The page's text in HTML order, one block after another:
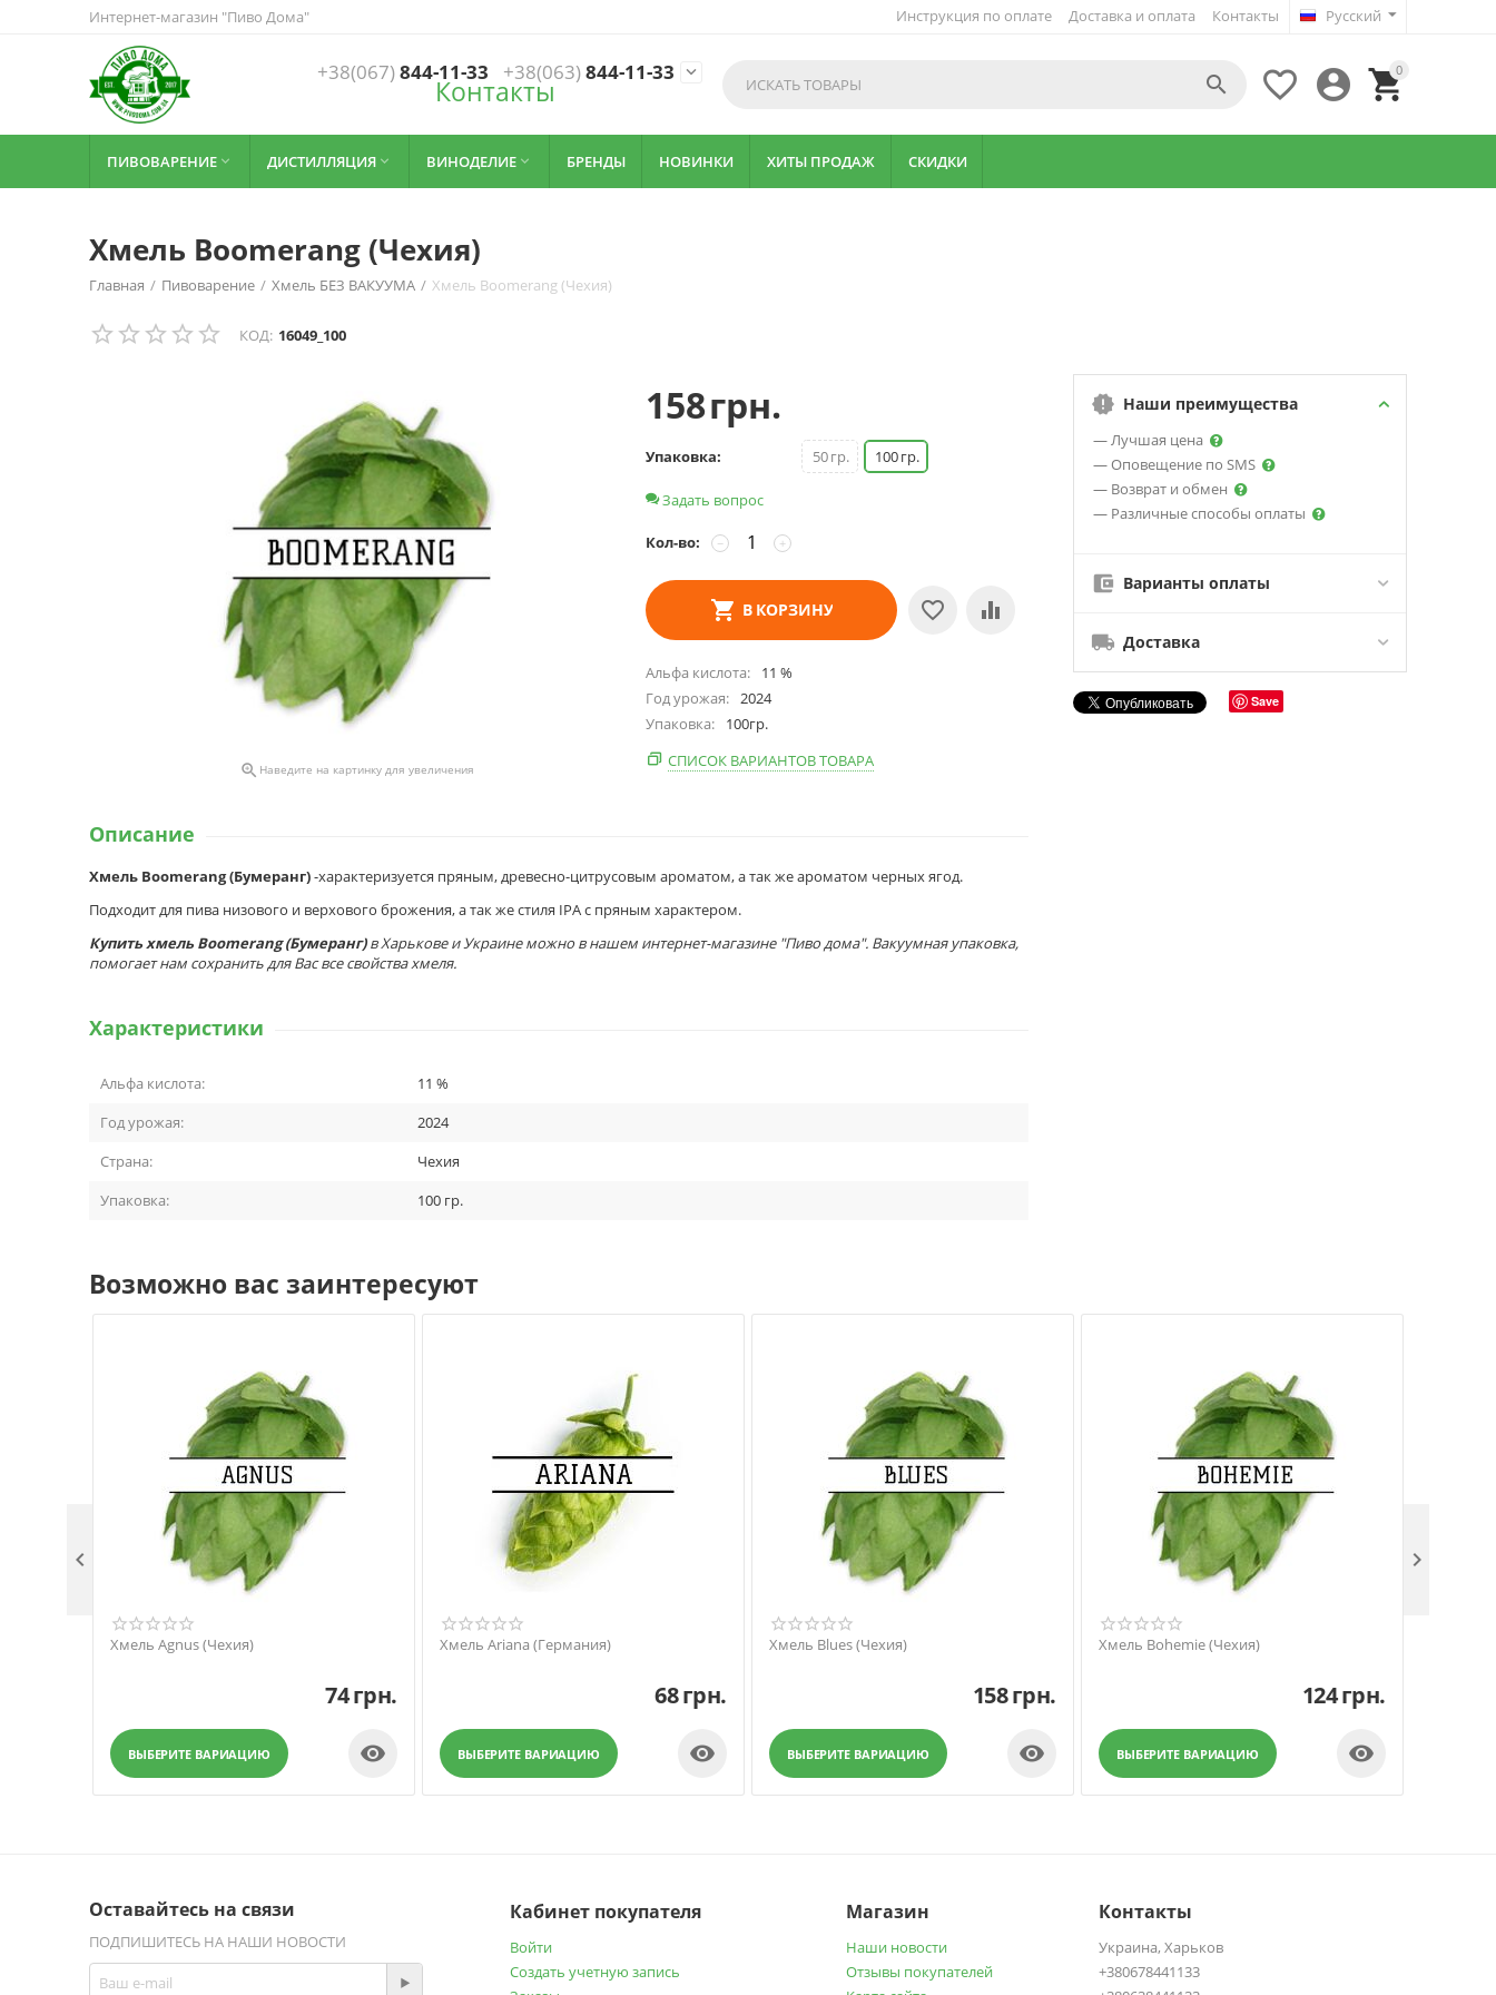
Интернет-магазин "Пиво Дома" Русский
Инструкция по оплате Доставка и оплата Контакты
+38(067)844-11-33 +38(063)844-11-33 
Контакты
0




ПИВОВАРЕНИЕ  ДИСТИЛЛЯЦИЯ  ВИНОДЕЛИЕ  БРЕНДЫ НОВИНКИ ХИТЫ ПРОДАЖ СКИДКИ
Хмель Boomerang (Чехия)
Главная / Пивоварение / Хмель БЕЗ ВАКУУМА / Хмель Boomerang (Чехия)
КОД: 16049_100
 Наведите на картинку для увеличения
158грн.
Упаковка: 50гр. 100гр.
Задать вопрос
Кол-во: +
−
В КОРЗИНУ
Альфа кислота 11 %
Год урожая
2024
Упаковка
100гр.
СПИСОК ВАРИАНТОВ ТОВАРА
Наши преимущества
— Лучшая цена
— Оповещение по SMS
— Возврат и обмен
— Различные способы оплаты
Варианты оплаты
Доставка
Save
Описание
Хмель Boomerang (Бумеранг)-характеризуется пряным, древесно-цитрусовым ароматом, а так же ароматом черных ягод.
Подходит для пива низового и верхового брожения, а так же стиля IPA с пряным характером.
Купить хмель Boomerang (Бумеранг) в Харькове и Украине можно в нашем интернет-магазине "Пиво дома". Вакуумная упаковка,
помогает нам сохранить для Вас все свойства хмеля.
Характеристики
Альфа кислота: 11 %
Год урожая:
2024
Страна:
Чехия
Упаковка:
100 гр.
Возможно вас заинтересуют
Хмель Agnus (Чехия)
74грн.
ВЫБЕРИТЕ ВАРИАЦИЮ 
Хмель Ariana (Германия)
68грн.
ВЫБЕРИТЕ ВАРИАЦИЮ 
Хмель Blues (Чехия)
158грн.
ВЫБЕРИТЕ ВАРИАЦИЮ 
Хмель Bohemie (Чехия)
124грн.
ВЫБЕРИТЕ ВАРИАЦИЮ 
 
Оставайтесь на связи
ПОДПИШИТЕСЬ НА НАШИ НОВОСТИ
Кабинет покупателя
Войти
Создать учетную запись
Магазин
Наши новости
Отзывы покупателей
Контакты
Украина, Харьков
+380678441133